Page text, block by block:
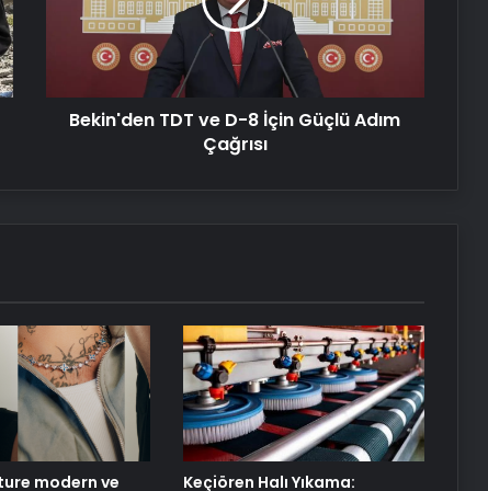
Nişantaşı Üniversitesi’nden 2026 YKS
Adaylarına Çifte Güvence: Sabit
Ücret ve Kesintisiz Burs
Ankara rent a car
Temmuz Ayındaki Karar
Duruşmasına Çevrildi
Eşya Depolama Hizmetinde Doğru
Seçim Rehberi
Çağrısı
Bekin'den TDT ve D-8 İçin Güçlü Adım
Çağrısı
modern ve Keçiören Halı Yıkama: